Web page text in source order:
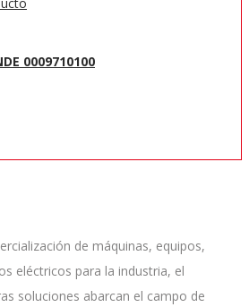
0009710100
de máquinas, equipos,
eléctricos para la industria, el
soluciones abarcan el campo de